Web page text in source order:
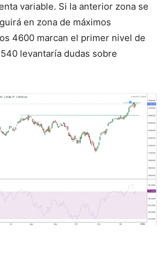
variable. Si la anterior zona se
en zona de máximos
4600 marcan el primer nivel de
levantaría dudas sobre